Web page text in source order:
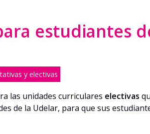
estudiantes
y electivas
las unidades curriculares electivas
de la Udelar, para que sus